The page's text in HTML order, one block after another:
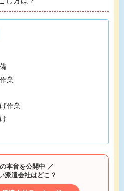
業
作業
本音を公開中 ／
派遣会社はどこ？